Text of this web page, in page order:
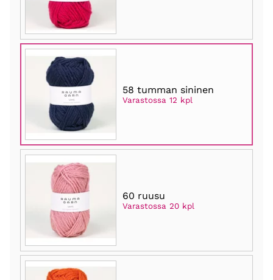
58 tumman sininen
Varastossa 12 kpl
60 ruusu
Varastossa 20 kpl